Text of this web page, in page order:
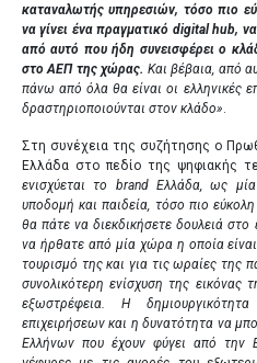
καταναλωτής υπηρεσιών, τόσο πιο
να γίνει ένα πραγματικό digital hub,
από αυτό που ήδη συνεισφέρει ο
στο ΑΕΠ της χώρας. Και βέβαια, από
πάνω από όλα θα είναι οι ελληνικές
δραστηριοποιούνται στον κλάδο»
Στη συνέχεια της συζήτησης ο
Ελλάδα στο πεδίο της ψηφιακής
ενισχύεται το brand Ελλάδα, ως
υποδομή και παιδεία, τόσο πιο
θα πάτε να διεκδικήσετε δουλειά
να ήρθατε από μία χώρα η οποία
τουρισμό της και για τις ωραίες της
συνολικότερη ενίσχυση της εικόνας
εξωστρέφεια. Η
επιχειρήσεων και η δυνατότητα να
Ελλήνων που έχουν φύγει από την